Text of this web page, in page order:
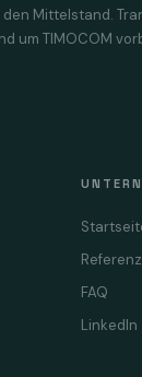
Mittelstand.
um TIMOCOM
FAQ